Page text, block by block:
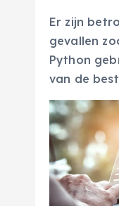
Er zijn
gevallen
Python
van de